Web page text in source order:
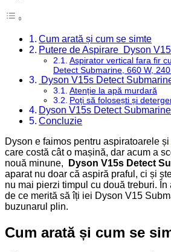
Cum arată și cum se simte
Putere de Aspirare Dyson
Aspirator vertical fara fir
Detect Submarine, 660 W, 240
Dyson V15s Detect
Atenție la apă murdară
Poți să folosești și
Dyson V15s Detect
Concluzie
Dyson e faimos pentru aspiratoarele și
care costă cât o mașină, dar acum a
nouă minune,
Dyson V15s Detect
aparat nu doar că aspiră praful, ci și
nu mai pierzi timpul cu două treburi. În
de ce merită să îți iei Dyson V15
buzunarul plin.
Cum arată și cum se